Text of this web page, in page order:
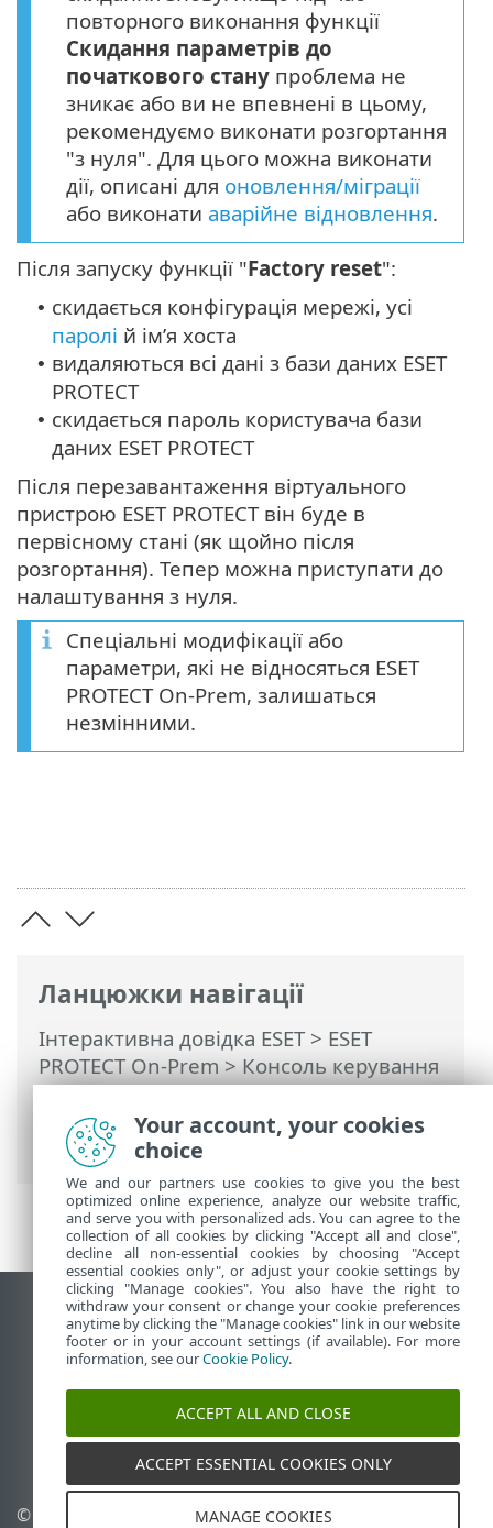
Ланцюжки навігації
Інтерактивна довідка ESET> ESET
PROTECT On-Prem>Консоль керування
віртуальним пристроєм ESET PROTECT>
Скидання параметрів до початкового
стану
повторного виконання функції
Скидання параметрів до
початкового стану проблема не
зникає або ви не впевнені в цьому,
рекомендуємо виконати розгортання
"з нуля". Для цього можна виконати
дії, описані для оновлення/міграції
або виконати аварійне відновлення.
Після запуску функції "Factory reset":
• скидається конфігурація мережі, усі
паролі й ім’я хоста
• видаляються всі дані з бази даних ESET
PROTECT
• скидається пароль користувача бази
даних ESET PROTECT
Після перезавантаження віртуального
пристрою ESET PROTECT він буде в
первісному стані (як щойно після
розгортання). Тепер можна приступати до
налаштування з нуля.
Спеціальні модифікації або
параметри, які не відносяться ESET
PROTECT On-Prem, залишаться
незмінними.
Переглянути повну версію
End of Life
База знань ESET
Форум ESET
ESET Status Portal
Регіональна підтримка
© 1992 - 2026 ESET, spol. s
Керувати файлами cookie
Your account, your cookies
choice
We and our partners use cookies to give you the best
optimized online experience, analyze our website traffic,
and serve you with personalized ads. You can agree to the
collection of all cookies by clicking "Accept all and close",
decline all non-essential cookies by choosing "Accept
essential cookies only", or adjust your cookie settings by
clicking "Manage cookies". You also have the right to
withdraw your consent or change your cookie preferences
anytime by clicking the "Manage cookies" link in our website
footer or in your account settings (if available). For more
information, see ourCookie Policy.
ACCEPT ALL AND CLOSE
ACCEPT ESSENTIAL COOKIES ONLY
MANAGE COOKIES